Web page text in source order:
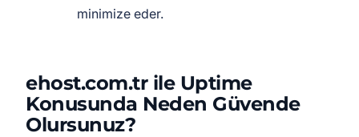
minimize eder.
ehost.com.tr ile Uptime
Konusunda Neden Güvende
Olursunuz?